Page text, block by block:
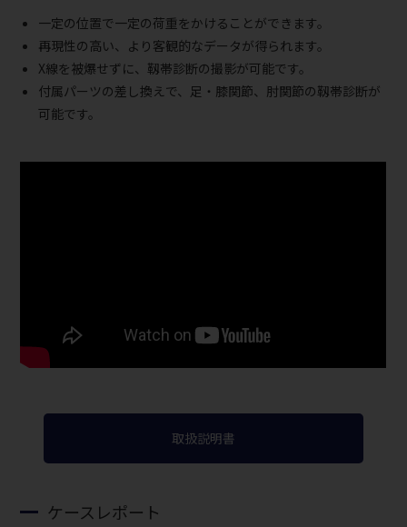
一定の位置で一定の荷重をかけることができます。
再現性の高い、より客観的なデータが得られます。
X線を被爆せずに、靱帯診断の撮影が可能です。
付属パーツの差し換えで、足・膝関節、肘関節の靱帯診断が
可能です。
取扱説明書
ケースレポート